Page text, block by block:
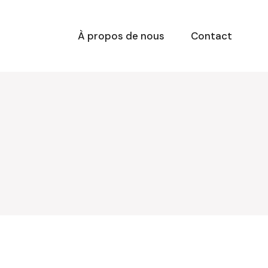
À propos de nous Contact